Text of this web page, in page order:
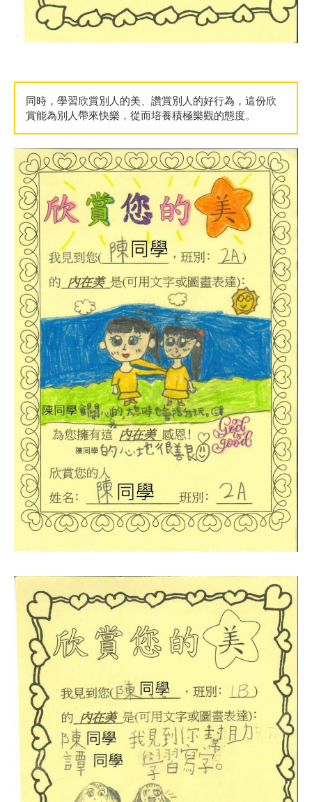
同時，學習欣賞別人的美、讚賞別人的好行為，這份欣
賞能為別人帶來快樂，從而培養積極樂觀的態度。